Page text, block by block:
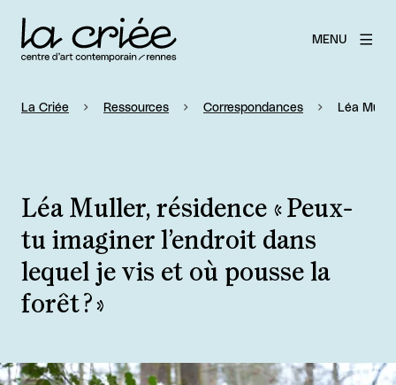
MENU
La Criée Ressources Correspondances Léa
Léa Muller, résidence « Peux-
tu imaginer l’endroit dans
lequel je vis et où pousse la
forêt ? »
Agrandir